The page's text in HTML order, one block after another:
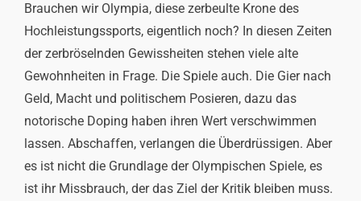
Brauchen wir Olympia, diese zerbeulte Krone des
Hochleistungssports, eigentlich noch? In diesen Zeiten
der zerbröselnden Gewissheiten stehen viele alte
Gewohnheiten in Frage. Die Spiele auch. Die Gier nach
Geld, Macht und politischem Posieren, dazu das
notorische Doping haben ihren Wert verschwimmen
lassen. Abschaffen, verlangen die Überdrüssigen. Aber
es ist nicht die Grundlage der Olympischen Spiele, es
ist ihr Missbrauch, der das Ziel der Kritik bleiben muss.